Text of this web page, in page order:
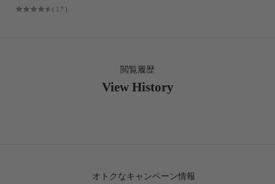
(17)
閲覧履歴
View History
オトクなキャンペーン情報